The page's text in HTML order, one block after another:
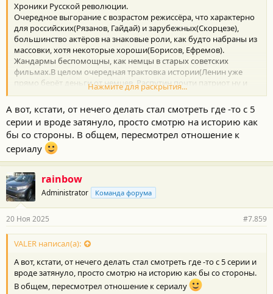
Хроники Русской революции.
Очередное выгорание с возрастом режиссёра, что характерно
для российских(Рязанов, Гайдай) и зарубежных(Скорцезе),
большинство актёров на знаковые роли, как будто набраны из
массовки, хотя некоторые хороши(Борисов, Ефремов).
Жандармы беспомощны, как немцы в старых советских
фильмах.В целом очередная трактовка истории(Ленин уже
прямо берёт деньги от немцев, Распутин почти патриот ну и
т.д), на один раз в общем-то
Нажмите для раскрытия...
А вот, кстати, от нечего делать стал смотреть где -то с 5
серии и вроде затянуло, просто смотрю на историю как
бы со стороны. В общем, пересмотрел отношение к
сериалу
rainbow
Administrator Команда форума
20 Ноя 2025 #7.859
VALER написал(а):
А вот, кстати, от нечего делать стал смотреть где -то с 5 серии и
вроде затянуло, просто смотрю на историю как бы со стороны.
В общем, пересмотрел отношение к сериалу